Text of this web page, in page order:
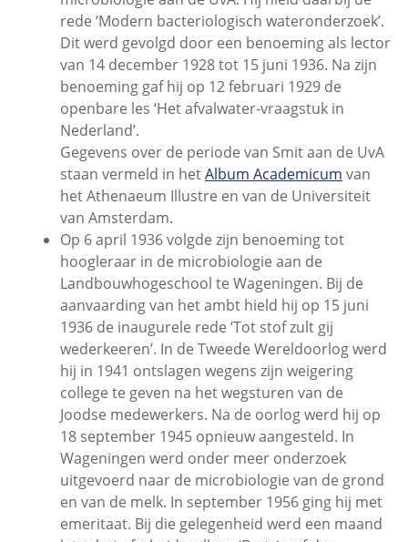
rede ‘Modern bacteriologisch wateronderzoek’.
Dit werd gevolgd door een benoeming als lector
van 14 december 1928 tot 15 juni 1936. Na zijn
benoeming gaf hij op 12 februari 1929 de
openbare les ‘Het afvalwater-vraagstuk in
Nederland’.
Gegevens over de periode van Smit aan de UvA
staan vermeld in hetAlbum Academicum van
het Athenaeum Illustre en van de Universiteit
van Amsterdam.
Op 6 april 1936 volgde zijn benoeming tot
hoogleraar in de microbiologie aan de
Landbouwhogeschool te Wageningen. Bij de
aanvaarding van het ambt hield hij op 15 juni
1936 de inaugurele rede ‘Tot stof zult gij
wederkeeren’. In de Tweede Wereldoorlog werd
hij in 1941 ontslagen wegens zijn weigering
college te geven na het wegsturen van de
Joodse medewerkers. Na de oorlog werd hij op
18 september 1945 opnieuw aangesteld. In
Wageningen werd onder meer onderzoek
uitgevoerd naar de microbiologie van de grond
en van de melk. In september 1956 ging hij met
emeritaat. Bij die gelegenheid werd een maand